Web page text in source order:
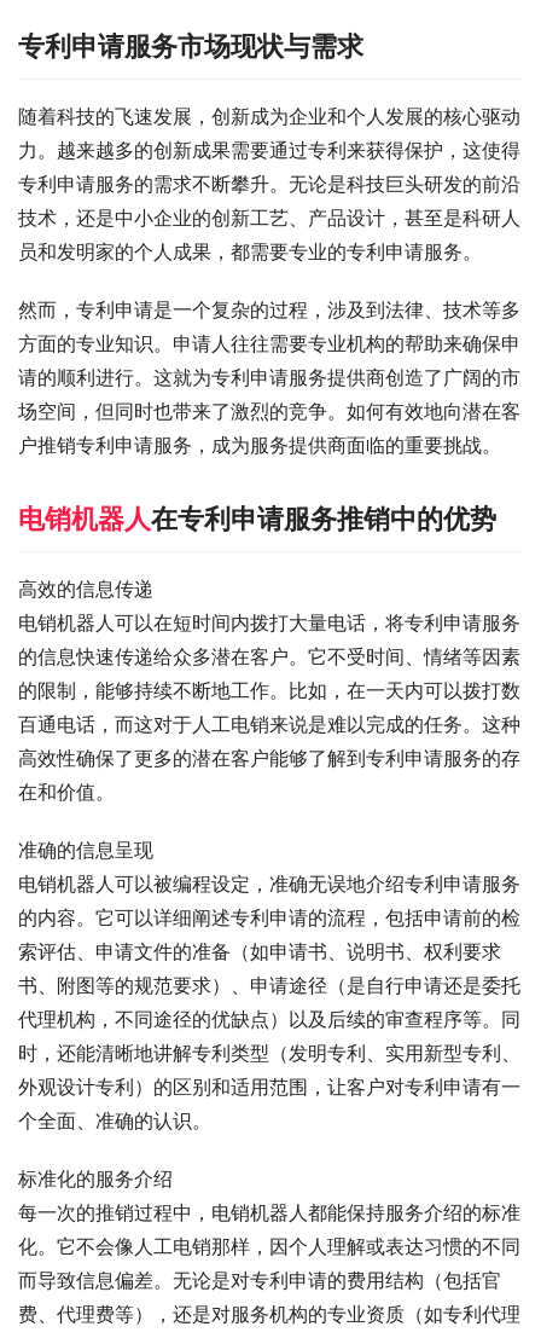
专利申请服务市场现状与需求
随着科技的飞速发展，创新成为企业和个人发展的核心驱动
力。越来越多的创新成果需要通过专利来获得保护，这使得
专利申请服务的需求不断攀升。无论是科技巨头研发的前沿
技术，还是中小企业的创新工艺、产品设计，甚至是科研人
员和发明家的个人成果，都需要专业的专利申请服务。
然而，专利申请是一个复杂的过程，涉及到法律、技术等多
方面的专业知识。申请人往往需要专业机构的帮助来确保申
请的顺利进行。这就为专利申请服务提供商创造了广阔的市
场空间，但同时也带来了激烈的竞争。如何有效地向潜在客
户推销专利申请服务，成为服务提供商面临的重要挑战。
电销机器人在专利申请服务推销中的优势
高效的信息传递
电销机器人可以在短时间内拨打大量电话，将专利申请服务
的信息快速传递给众多潜在客户。它不受时间、情绪等因素
的限制，能够持续不断地工作。比如，在一天内可以拨打数
百通电话，而这对于人工电销来说是难以完成的任务。这种
高效性确保了更多的潜在客户能够了解到专利申请服务的存
在和价值。
准确的信息呈现
电销机器人可以被编程设定，准确无误地介绍专利申请服务
的内容。它可以详细阐述专利申请的流程，包括申请前的检
索评估、申请文件的准备（如申请书、说明书、权利要求
书、附图等的规范要求）、申请途径（是自行申请还是委托
代理机构，不同途径的优缺点）以及后续的审查程序等。同
时，还能清晰地讲解专利类型（发明专利、实用新型专利、
外观设计专利）的区别和适用范围，让客户对专利申请有一
个全面、准确的认识。
标准化的服务介绍
每一次的推销过程中，电销机器人都能保持服务介绍的标准
化。它不会像人工电销那样，因个人理解或表达习惯的不同
而导致信息偏差。无论是对专利申请的费用结构（包括官
费、代理费等），还是对服务机构的专业资质（如专利代理